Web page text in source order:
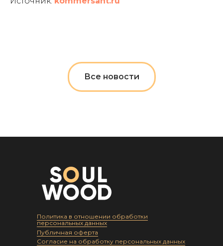
Все новости
Политика в отношении обработки
персональных данных
Публичная оферта
Согласие на обработку персональных данных